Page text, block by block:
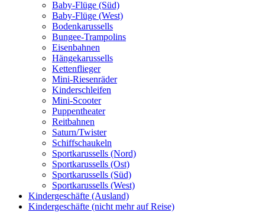
Baby-Flüge (Süd)
Baby-Flüge (West)
Bodenkarussells
Bungee-Trampolins
Eisenbahnen
Hängekarussells
Kettenflieger
Mini-Riesenräder
Kinderschleifen
Mini-Scooter
Puppentheater
Reitbahnen
Saturn/Twister
Schiffschaukeln
Sportkarussells (Nord)
Sportkarussells (Ost)
Sportkarussells (Süd)
Sportkarussells (West)
Kindergeschäfte (Ausland)
Kindergeschäfte (nicht mehr auf Reise)